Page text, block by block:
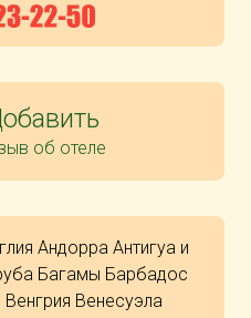
об отеле
Андорра Антигуа и
Багамы Барбадос
Венгрия Венесуэла